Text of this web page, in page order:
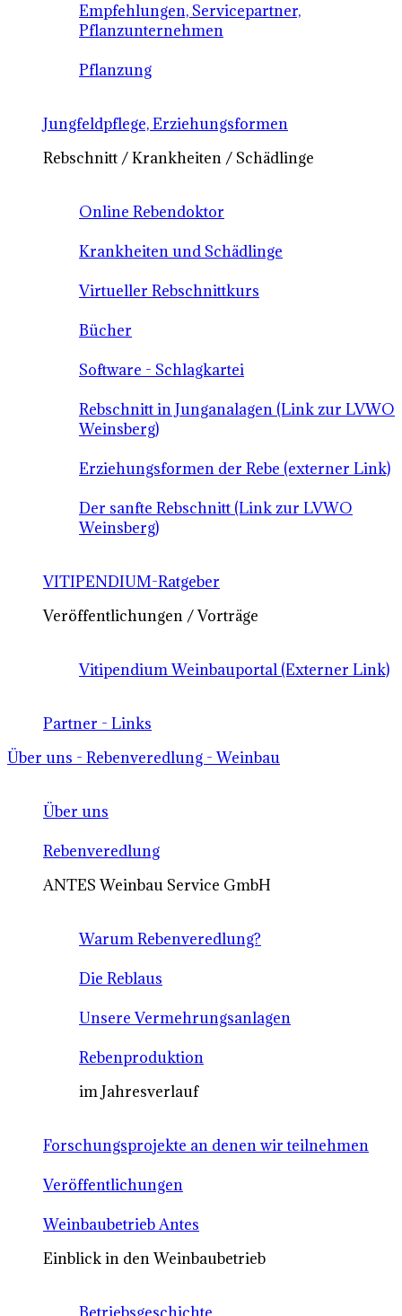
Empfehlungen, Servicepartner,
Pflanzunternehmen
Pflanzung
Jungfeldpflege, Erziehungsformen
Rebschnitt / Krankheiten / Schädlinge
Online Rebendoktor
Krankheiten und Schädlinge
Virtueller Rebschnittkurs
Bücher
Software - Schlagkartei
Rebschnitt in Junganalagen (Link zur LVWO
Weinsberg)
Erziehungsformen der Rebe (externer Link)
Der sanfte Rebschnitt (Link zur LVWO
Weinsberg)
VITIPENDIUM-Ratgeber
Veröffentlichungen / Vorträge
Vitipendium Weinbauportal (Externer Link)
Partner - Links
Über uns - Rebenveredlung - Weinbau
Über uns
Rebenveredlung
ANTES Weinbau Service GmbH
Warum Rebenveredlung?
Die Reblaus
Unsere Vermehrungsanlagen
Rebenproduktion
im Jahresverlauf
Forschungsprojekte an denen wir teilnehmen
Veröffentlichungen
Weinbaubetrieb Antes
Einblick in den Weinbaubetrieb